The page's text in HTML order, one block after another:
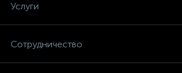
Услуги
Сотрудничество